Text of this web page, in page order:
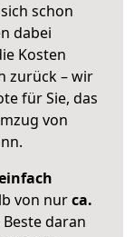
schon
dabei
Kosten
zurück – wir
für Sie, das
von
von nurca.
daran